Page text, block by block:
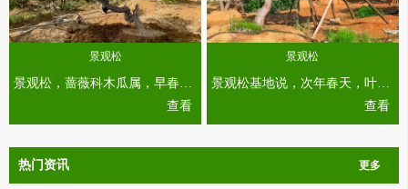
景观松
查看
景观松
景观松基地说，次年春天，叶片抽出时爬到叶片背面进行为害、繁殖。高温干燥情况下繁殖速度较快，在气温30℃左右仅需7天就可完成1代。...
查看
热门资讯 更多